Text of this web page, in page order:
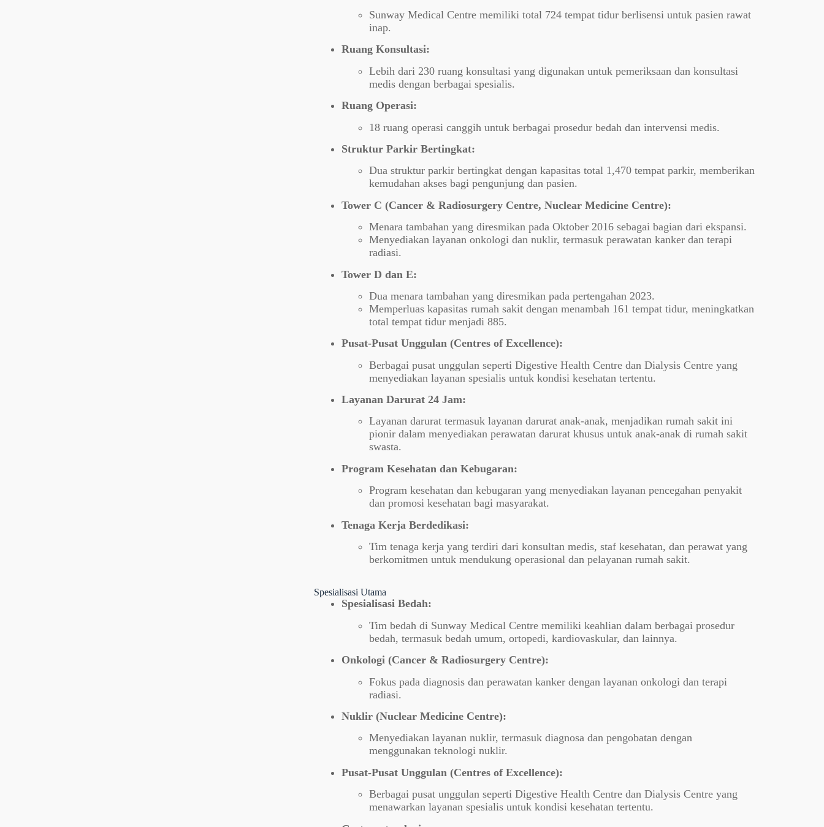
Sunway Medical Centre memiliki total 724 tempat tidur berlisensi untuk pasien rawat
inap.
Ruang Konsultasi:
Lebih dari 230 ruang konsultasi yang digunakan untuk pemeriksaan dan konsultasi
medis dengan berbagai spesialis.
Ruang Operasi:
18 ruang operasi canggih untuk berbagai prosedur bedah dan intervensi medis.
Struktur Parkir Bertingkat:
Dua struktur parkir bertingkat dengan kapasitas total 1,470 tempat parkir, memberikan
kemudahan akses bagi pengunjung dan pasien.
Tower C (Cancer & Radiosurgery Centre, Nuclear Medicine Centre):
Menara tambahan yang diresmikan pada Oktober 2016 sebagai bagian dari ekspansi.
Menyediakan layanan onkologi dan nuklir, termasuk perawatan kanker dan terapi
radiasi.
Tower D dan E:
Dua menara tambahan yang diresmikan pada pertengahan 2023.
Memperluas kapasitas rumah sakit dengan menambah 161 tempat tidur, meningkatkan
total tempat tidur menjadi 885.
Pusat-Pusat Unggulan (Centres of Excellence):
Berbagai pusat unggulan seperti Digestive Health Centre dan Dialysis Centre yang
menyediakan layanan spesialis untuk kondisi kesehatan tertentu.
Layanan Darurat 24 Jam:
Layanan darurat termasuk layanan darurat anak-anak, menjadikan rumah sakit ini
pionir dalam menyediakan perawatan darurat khusus untuk anak-anak di rumah sakit
swasta.
Program Kesehatan dan Kebugaran:
Program kesehatan dan kebugaran yang menyediakan layanan pencegahan penyakit
dan promosi kesehatan bagi masyarakat.
Tenaga Kerja Berdedikasi:
Tim tenaga kerja yang terdiri dari konsultan medis, staf kesehatan, dan perawat yang
berkomitmen untuk mendukung operasional dan pelayanan rumah sakit.
Spesialisasi Utama
Spesialisasi Bedah:
Tim bedah di Sunway Medical Centre memiliki keahlian dalam berbagai prosedur
bedah, termasuk bedah umum, ortopedi, kardiovaskular, dan lainnya.
Onkologi (Cancer & Radiosurgery Centre):
Fokus pada diagnosis dan perawatan kanker dengan layanan onkologi dan terapi
radiasi.
Nuklir (Nuclear Medicine Centre):
Menyediakan layanan nuklir, termasuk diagnosa dan pengobatan dengan
menggunakan teknologi nuklir.
Pusat-Pusat Unggulan (Centres of Excellence):
Berbagai pusat unggulan seperti Digestive Health Centre dan Dialysis Centre yang
menawarkan layanan spesialis untuk kondisi kesehatan tertentu.